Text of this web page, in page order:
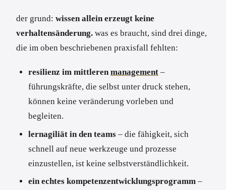
der grund: wissen allein erzeugt keine
verhaltensänderung. was es braucht, sind drei dinge,
die im oben beschriebenen praxisfall fehlten:
resilienz im mittlerenmanagement–
führungskräfte, die selbst unter druck stehen,
können keine veränderung vorleben und
begleiten.
lernagiliät in den teams– die fähigkeit, sich
schnell auf neue werkzeuge und prozesse
einzustellen, ist keine selbstverständlichkeit.
ein echtes kompetenzentwicklungsprogramm–